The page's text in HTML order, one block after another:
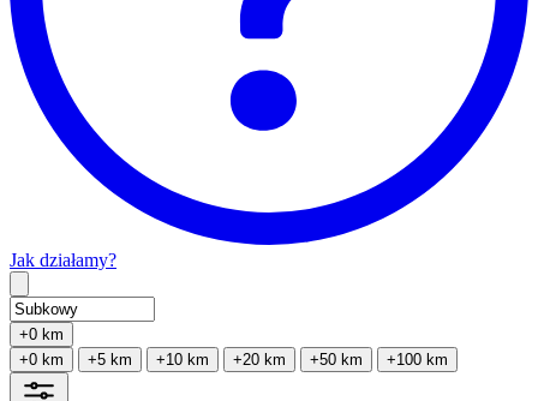
Jak działamy?
+0 km
+0 km
+5 km +10 km +20 km +50 km +100 km